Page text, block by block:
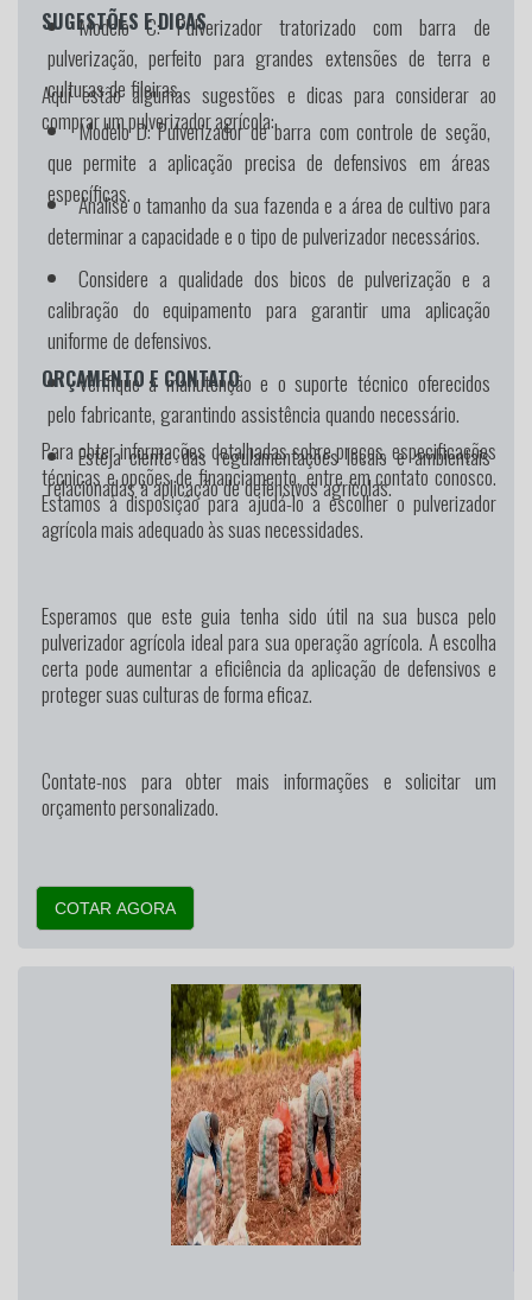
Modelo C:Pulverizador tratorizado com barra de
pulverização, perfeito para grandes extensões de terra e
culturas de fileiras.
Modelo D:Pulverizador de barra com controle de seção,
que permite a aplicação precisa de defensivos em áreas
específicas.
SUGESTÕES E DICAS
Aqui estão algumas sugestões e dicas para considerar ao
comprar um pulverizador agrícola:
Analise o tamanho da sua fazenda e a área de cultivo para
determinar a capacidade e o tipo de pulverizador necessários.
Considere a qualidade dos bicos de pulverização e a
calibração do equipamento para garantir uma aplicação
uniforme de defensivos.
Verifique a manutenção e o suporte técnico oferecidos
pelo fabricante, garantindo assistência quando necessário.
Esteja ciente das regulamentações locais e ambientais
relacionadas à aplicação de defensivos agrícolas.
ORÇAMENTO E CONTATO
Para obter informações detalhadas sobre preços, especificações
técnicas e opções de financiamento, entre em contato conosco.
Estamos à disposição para ajudá-lo a escolher o pulverizador
agrícola mais adequado às suas necessidades.
Esperamos que este guia tenha sido útil na sua busca pelo
pulverizador agrícola ideal para sua operação agrícola. A escolha
certa pode aumentar a eficiência da aplicação de defensivos e
proteger suas culturas de forma eficaz.
Contate-nos para obter mais informações e solicitar um
orçamento personalizado.
COTAR AGORA